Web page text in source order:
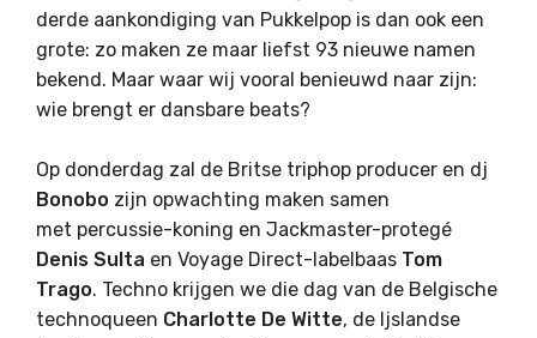
derde aankondiging van Pukkelpop is dan ook een
grote: zo maken ze maar liefst 93 nieuwe namen
bekend. Maar waar wij vooral benieuwd naar zijn:
wie brengt er dansbare beats?
Op donderdag zal de Britse triphop producer en dj
Bonobo zijn opwachting maken samen
met percussie-koning en Jackmaster-protegé
Denis Sulta en Voyage Direct-labelbaas Tom
Trago. Techno krijgen we die dag van de Belgische
technoqueen Charlotte De Witte, de Ijslandse